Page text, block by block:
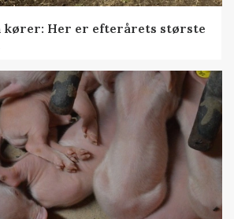
kører: Her er efterårets største